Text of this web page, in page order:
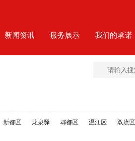
新闻资讯 服务展示 我们的承诺
新都区 龙泉驿 郫都区 温江区 双流区